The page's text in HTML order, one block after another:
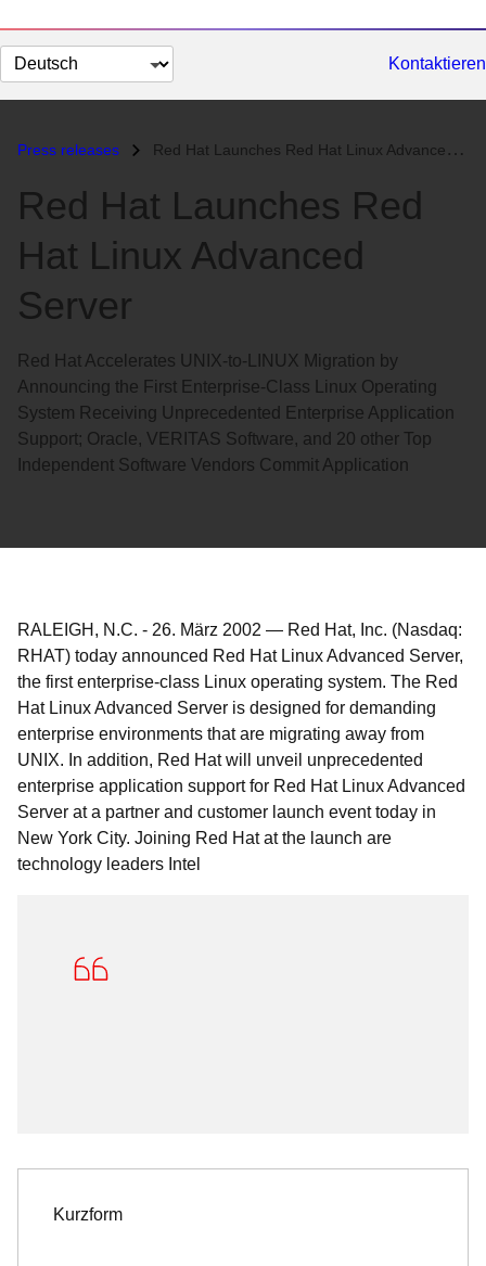
Sprache
auswählen
Kontaktieren
Press releases Red Hat Launches Red Hat Linux Advanced Server...
Red Hat Launches Red
Hat Linux Advanced
Server
Red Hat Accelerates UNIX-to-LINUX Migration by
Announcing the First Enterprise-Class Linux Operating
System Receiving Unprecedented Enterprise Application
Support; Oracle, VERITAS Software, and 20 other Top
Independent Software Vendors Commit Application
RALEIGH, N.C. - 26. März 2002 — Red Hat, Inc. (Nasdaq:
RHAT) today announced Red Hat Linux Advanced Server,
the first enterprise-class Linux operating system. The Red
Hat Linux Advanced Server is designed for demanding
enterprise environments that are migrating away from
UNIX. In addition, Red Hat will unveil unprecedented
enterprise application support for Red Hat Linux Advanced
Server at a partner and customer launch event today in
New York City. Joining Red Hat at the launch are
technology leaders Intel
Kurzform